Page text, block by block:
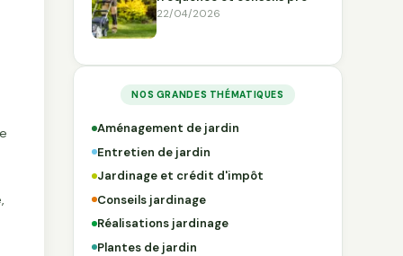
22/04/2026
NOS GRANDES THÉMATIQUES
Aménagement de jardin
Entretien de jardin
Jardinage et crédit d'impôt
Conseils jardinage
Réalisations jardinage
Plantes de jardin